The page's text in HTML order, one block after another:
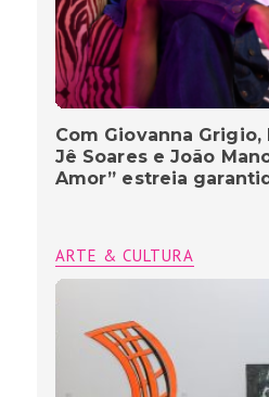
Com Giovanna
Jê Soares e João
Amor” estreia
ARTE & CULTURA